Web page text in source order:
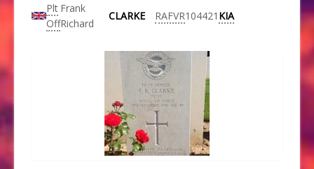
Plt
Off
Frank
Richard
CLARKE RAFVR104421 KIA